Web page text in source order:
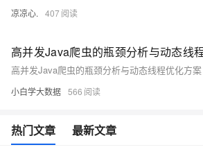
凉凉心. 407
高并发Java爬虫的瓶颈分析与动态线
高并发Java爬虫的瓶颈分析与动态线程优化方案
小白学大数据 566
热门文章 最新文章